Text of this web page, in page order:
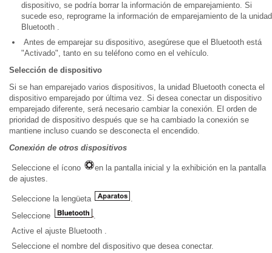
dispositivo, se podría borrar la información de emparejamiento. Si
sucede eso, reprograme la información de emparejamiento de la unidad
Bluetooth .
Antes de emparejar su dispositivo, asegúrese que el Bluetooth está
"Activado", tanto en su teléfono como en el vehículo.
Selección de dispositivo
Si se han emparejado varios dispositivos, la unidad Bluetooth conecta el
dispositivo emparejado por última vez. Si desea conectar un dispositivo
emparejado diferente, será necesario cambiar la conexión. El orden de
prioridad de dispositivo después que se ha cambiado la conexión se
mantiene incluso cuando se desconecta el encendido.
Conexión de otros dispositivos
Seleccione el ícono
en la pantalla inicial y la exhibición en la pantalla
de ajustes.
Seleccione la lengüeta
.
Seleccione
.
Active el ajuste Bluetooth .
Seleccione el nombre del dispositivo que desea conectar.